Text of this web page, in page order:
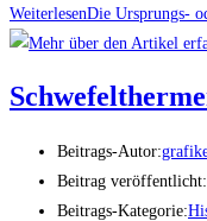
WeiterlesenDie Ursprungs-
Beitrags-Autor:
Beitrag veröffentlicht:
Beitrags-Kategorie: